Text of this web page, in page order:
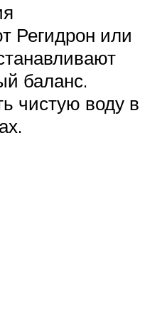
Регидрон или
баланс.
чистую воду в